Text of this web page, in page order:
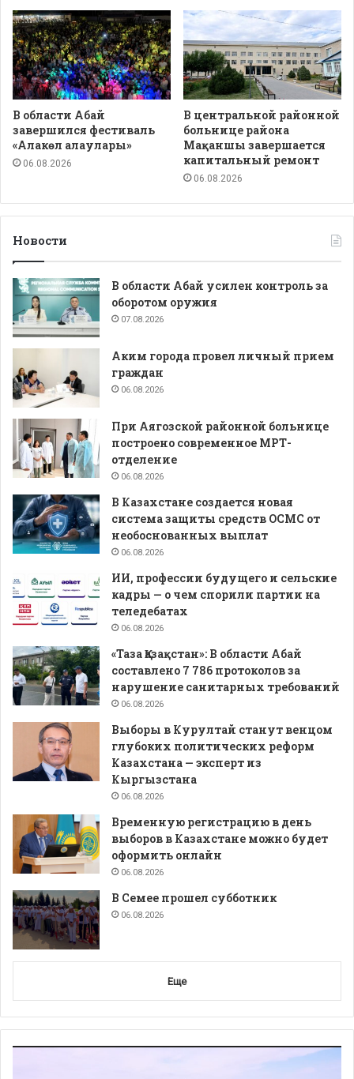
В области Абай
завершился фестиваль
«Алакөл алаулары»
06.08.2026
В центральной районной
больнице района
Мақаншы завершается
капитальный ремонт
06.08.2026
Новости
В области Абай усилен контроль за
оборотом оружия
07.08.2026
Аким города провел личный прием
граждан
06.08.2026
При Аягозской районной больнице
построено современное МРТ-
отделение
06.08.2026
В Казахстане создается новая
система защиты средств ОСМС от
необоснованных выплат
06.08.2026
ИИ, профессии будущего и сельские
кадры — о чем спорили партии на
теледебатах
06.08.2026
«Таза Қазақстан»: В области Абай
составлено 7 786 протоколов за
нарушение санитарных требований
06.08.2026
Выборы в Курултай станут венцом
глубоких политических реформ
Казахстана — эксперт из
Кыргызстана
06.08.2026
Временную регистрацию в день
выборов в Казахстане можно будет
оформить онлайн
06.08.2026
В Семее прошел субботник
06.08.2026
Еще